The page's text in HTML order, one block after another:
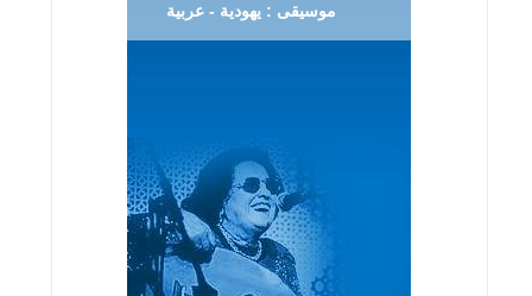
موسيقى : يهودية - عربية